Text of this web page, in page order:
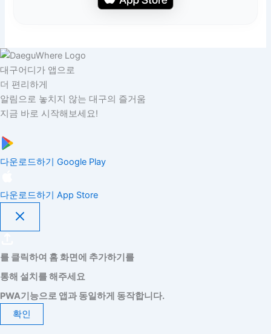
대구어디가 앱으로
더 편리하게
알림으로 놓치지 않는 대구의 즐거움
지금 바로 시작해보세요!
다운로드하기 Google Play
다운로드하기 App Store
를 클릭하여 홈 화면에 추가하기를
통해 설치를 해주세요
PWA기능으로 앱과 동일하게 동작합니다.
확인